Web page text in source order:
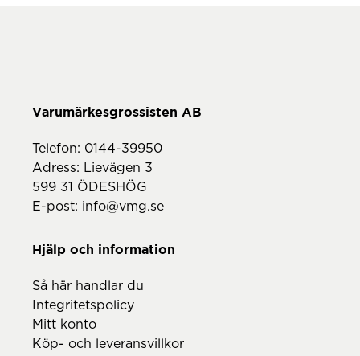
Telefon: 0144-39950
Adress: Lievägen 3
599 31 ÖDESHÖG
E-post: info@vmg.se
Hjälp och information
Så här handlar du
Integritetspolicy
Mitt konto
Köp- och leveransvillkor